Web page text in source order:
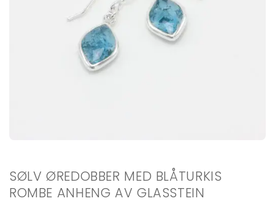
SØLV ØREDOBBER MED BLÅTURKIS
ROMBE ANHENG AV GLASSTEIN